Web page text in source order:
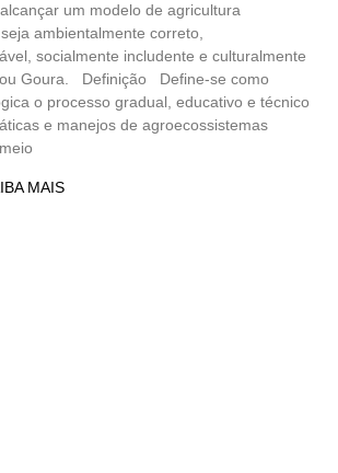
um modelo de agricultura
ambientalmente correto,
socialmente includente e culturalmente
Goura. Definição Define-se como
o processo gradual, educativo e técnico
e manejos de agroecossistemas
MAIS